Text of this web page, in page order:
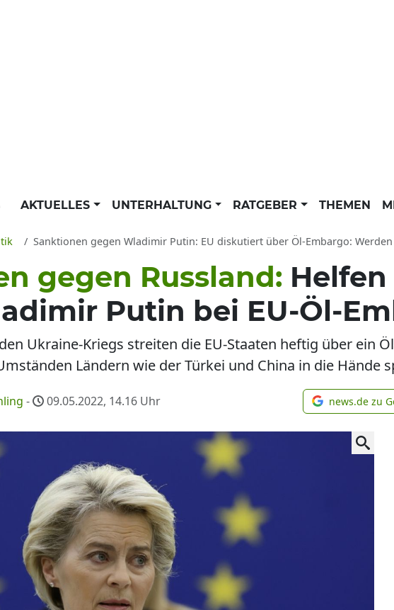
AKTUELLES UNTERHALTUNG RATGEBER THEMEN
Sanktionen gegen Wladimir Putin: EU diskutiert über Öl-Embargo: Werden Chinas Xi
gegen Russland:
Putin bei EU-Öl-
Ukraine-Kriegs streiten die EU-Staaten heftig über ein
Ländern wie der Türkei und China in die Hände
- 09.05.2022, 14.16 Uhr news.de zu